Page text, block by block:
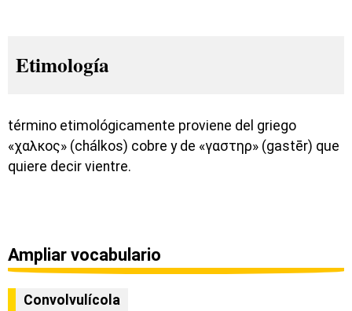
Etimología
término etimológicamente proviene del griego
«χαλκος» (chálkos) cobre y de «γαστηρ» (gastēr) que
quiere decir vientre.
Ampliar vocabulario
Convolvulícola